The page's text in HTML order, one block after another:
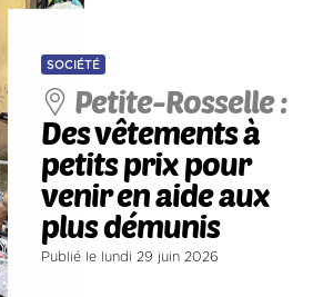
SOCIÉTÉ
Petite-Rosselle :
Des vêtements à
petits prix pour
venir en aide aux
plus démunis
Publié le lundi 29 juin 2026